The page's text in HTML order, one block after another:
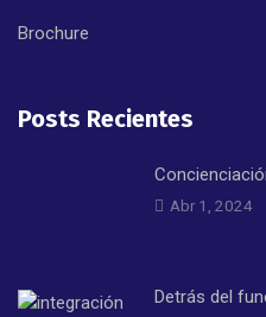
Brochure
Posts Recientes
Abr 1, 2024
Detrás del